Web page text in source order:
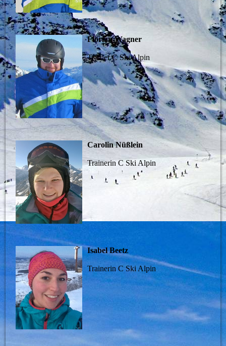
Florian Wagner
Trainer C Ski Alpin
Carolin Nüßlein
Trainerin C Ski Alpin
Isabel Beetz
Trainerin C Ski Alpin